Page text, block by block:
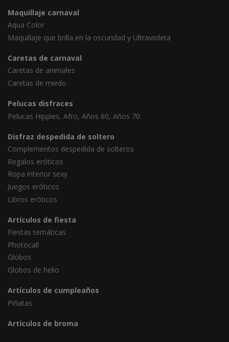
Maquillaje carnaval
Aqua Color
Maquillaje que brilla en la oscuridad y Ultravioleta
Caretas de carnaval
Caretas de animales
Caretas de miedo
Pelucas disfraces
Pelucas Hippies, Afro, Años 60, Años 70
Disfraz despedida de soltero
Complementos despedida de solteros
Regalos eróticos
Ropa interior sexy
Juegos eróticos
Libros eróticos
Artículos de fiesta
Fiestas temáticas
Photocall
Globos
Globos de helio
Artículos de cumpleaños
Piñatas
Artículos de broma